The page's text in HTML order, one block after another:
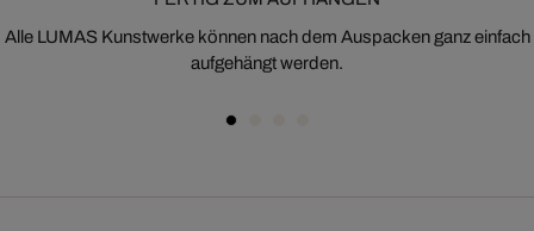
Alle LUMAS Kunstwerke können nach dem Auspacken ganz einfach
aufgehängt werden.